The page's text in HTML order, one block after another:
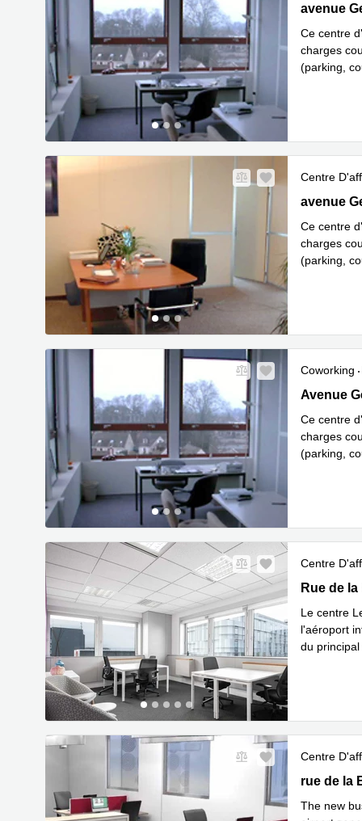
5, avenue
avenue
Ce centre
charges
(parking,
Centre
5, avenue
avenue
Ce centre
charges
(parking,
Coworking
5, avenue
Avenue
Ce centre
charges
(parking,
Centre
1 Rue de
Rue de
Le centre
l'aéroport
du
Centre
383 rue de
rue de la
The new